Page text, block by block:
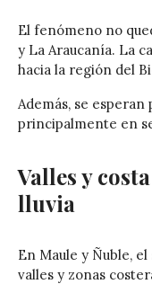
El fenómeno no
y La Araucanía. La
hacia la región del
Además, se
principalmente en
Valles y
lluvia
En Maule y Ñuble,
valles y zonas